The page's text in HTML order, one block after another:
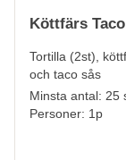
Köttfärs Taco
Tortilla (2st),
och taco sås
Minsta antal: 25
Personer: 1p